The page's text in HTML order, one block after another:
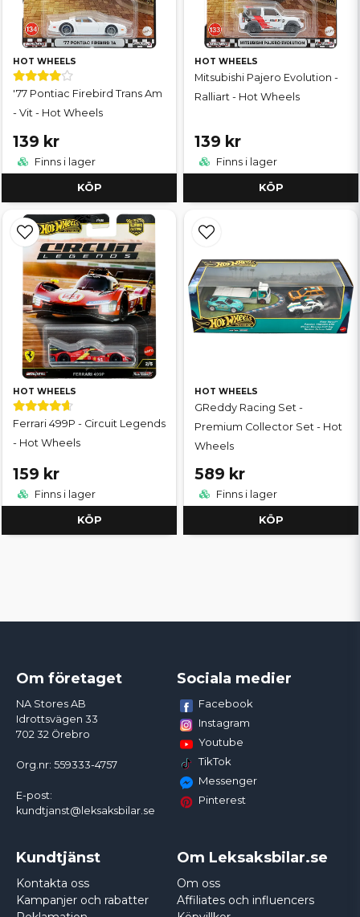
HOT WHEELS
'77 Pontiac Firebird Trans Am
- Vit - Hot Wheels
139 kr
Finns i lager
KÖP
HOT WHEELS
Mitsubishi Pajero Evolution -
Ralliart - Hot Wheels
139 kr
Finns i lager
KÖP
HOT WHEELS
Ferrari 499P - Circuit Legends
- Hot Wheels
159 kr
Finns i lager
KÖP
HOT WHEELS
GReddy Racing Set -
Premium Collector Set - Hot
Wheels
589 kr
Finns i lager
KÖP
Om företaget
NA Stores AB
Idrottsvägen 33
702 32 Örebro
Org.nr: 559333-4757
E-post:
kundtjanst@leksaksbilar.se
Sociala medier
Facebook
Instagram
Youtube
TikTok
Messenger
Pinterest
Kundtjänst
Kontakta oss
Kampanjer och rabatter
Om Leksaksbilar.se
Om oss
Affiliates och influencers